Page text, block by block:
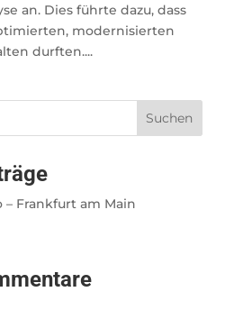
an. Dies führte dazu, dass
modernisierten
durften....
– Frankfurt am Main